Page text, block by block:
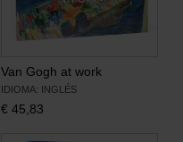
Van Gogh at work
IDIOMA: INGLÉS
€ 45,83